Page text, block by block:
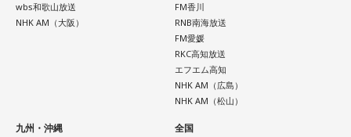
wbs和歌山放送
NHK AM（大阪）
FM香川
RNB南海放送
FM愛媛
RKC高知放送
エフエム高知
NHK AM（広島）
NHK AM（松山）
九州・沖縄 全国